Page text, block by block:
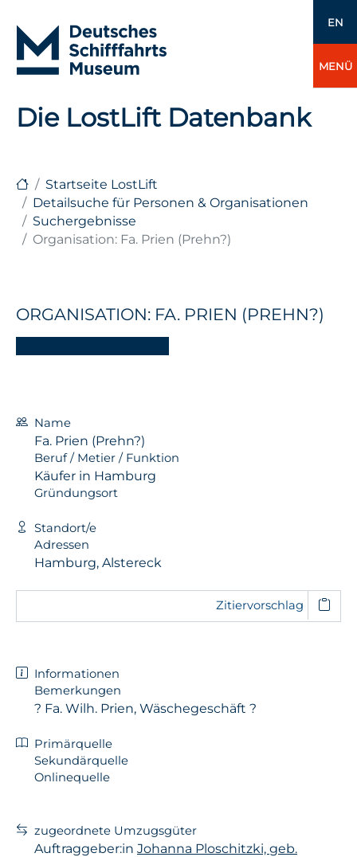
EN
MENÜ
Die LostLift Datenbank
Startseite LostLift
Detailsuche für Personen & Organisationen
Suchergebnisse
Organisation: Fa. Prien (Prehn?)
ORGANISATION: FA. PRIEN (PREHN?)
Name
Fa. Prien (Prehn?)
Beruf / Metier / Funktion
Käufer in Hamburg
Gründungsort
Standort/e
Adressen
Hamburg, Alstereck
Zitiervorschlag
Informationen
Bemerkungen
? Fa. Wilh. Prien, Wäschegeschäft ?
Primärquelle
Sekundärquelle
Onlinequelle
zugeordnete Umzugsgüter
Auftraggeber:in Johanna Ploschitzki, geb.